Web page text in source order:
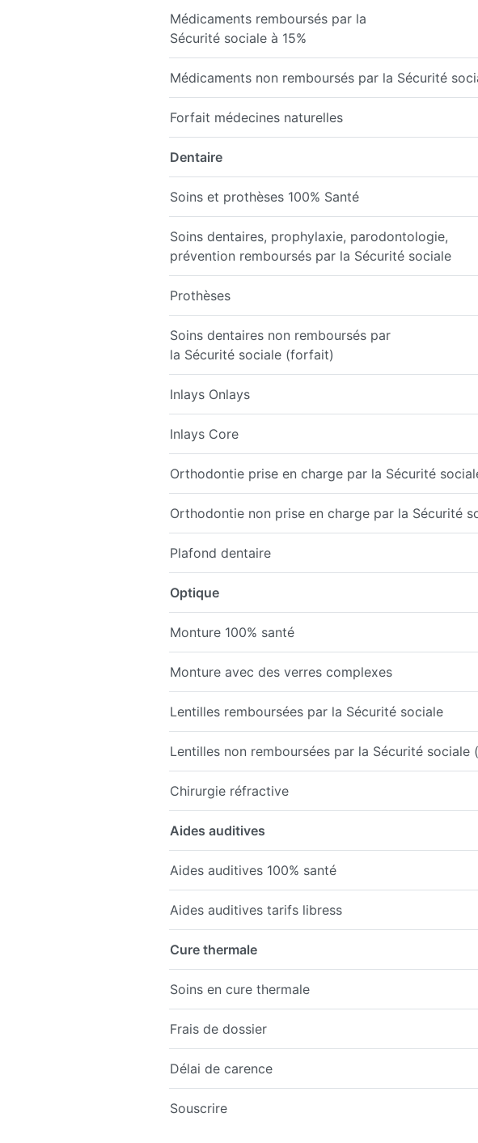
Médicaments remboursés par la
Sécurité sociale à 15%
Médicaments non remboursés par la Sécurité
Forfait médecines naturelles
Dentaire
Soins et prothèses 100% Santé
Soins dentaires, prophylaxie, parodontologie,
prévention remboursés par la Sécurité sociale
Prothèses
Soins dentaires non remboursés par
la Sécurité sociale (forfait)
Inlays Onlays
Inlays Core
Orthodontie prise en charge par la Sécurité
Orthodontie non prise en charge par la Sécurité
Plafond dentaire
Optique
Monture 100% santé
Monture avec des verres complexes
Lentilles remboursées par la Sécurité sociale
Lentilles non remboursées par la Sécurité sociale
Chirurgie réfractive
Aides auditives
Aides auditives 100% santé
Aides auditives tarifs libress
Cure thermale
Soins en cure thermale
Frais de dossier
Délai de carence
Souscrire